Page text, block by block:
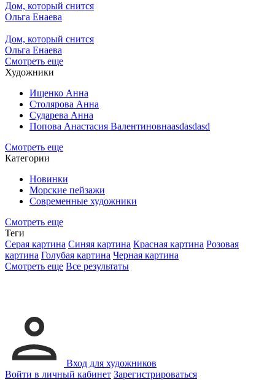
Дом, который снится
Ольга Енаева
Дом, который снится
Ольга Енаева
Смотреть еще
Художники
Ищенко Анна
Столярова Анна
Сударева Анна
Попова Анастасия Валентиновнаasdasdasd
Смотреть еще
Категории
Новинки
Морские пейзажи
Современные художники
Смотреть еще
Теги
Серая картина Синяя картина Красная картина Розовая
картина Голубая картина Черная картина
Смотреть еще Все результаты
Вход для художников
Войти в личный кабинет Зарегистрироваться